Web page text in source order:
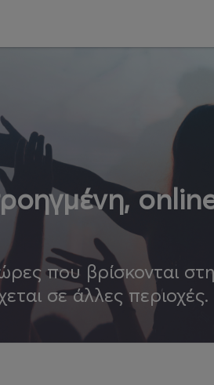
που βρίσκονται
σε άλλες περιοχές.